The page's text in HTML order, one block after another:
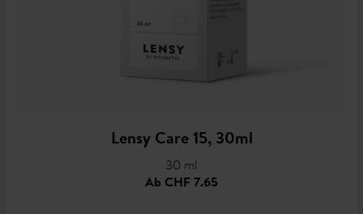
Lensy Care 15, 30ml
30 ml
Ab CHF 7.65